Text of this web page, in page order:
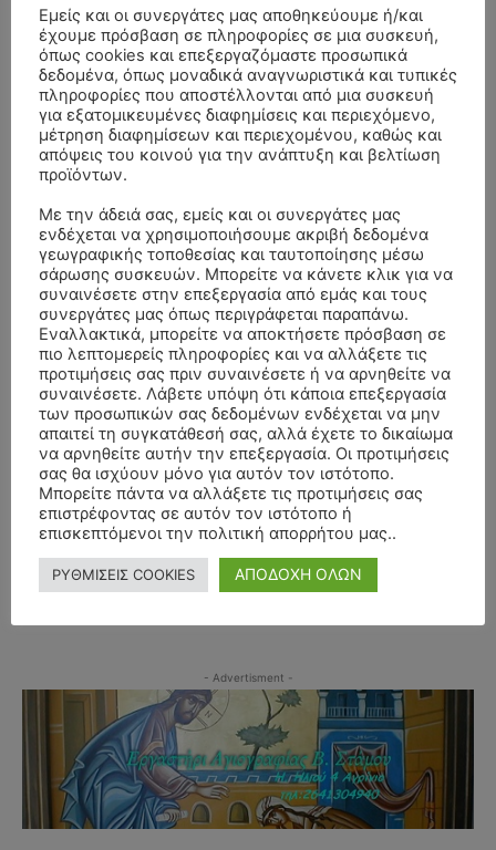
- Advertisment -
- Advertisment -
Εμείς και οι συνεργάτες μας αποθηκεύουμε ή/και
έχουμε πρόσβαση σε πληροφορίες σε μια συσκευή,
όπως cookies και επεξεργαζόμαστε προσωπικά
δεδομένα, όπως μοναδικά αναγνωριστικά και τυπικές
πληροφορίες που αποστέλλονται από μια συσκευή
για εξατομικευμένες διαφημίσεις και περιεχόμενο,
μέτρηση διαφημίσεων και περιεχομένου, καθώς και
απόψεις του κοινού για την ανάπτυξη και βελτίωση
προϊόντων.
Με την άδειά σας, εμείς και οι συνεργάτες μας
ενδέχεται να χρησιμοποιήσουμε ακριβή δεδομένα
γεωγραφικής τοποθεσίας και ταυτοποίησης μέσω
σάρωσης συσκευών. Μπορείτε να κάνετε κλικ για να
συναινέσετε στην επεξεργασία από εμάς και τους
συνεργάτες μας όπως περιγράφεται παραπάνω.
Εναλλακτικά, μπορείτε να αποκτήσετε πρόσβαση σε
πιο λεπτομερείς πληροφορίες και να αλλάξετε τις
προτιμήσεις σας πριν συναινέσετε ή να αρνηθείτε να
συναινέσετε. Λάβετε υπόψη ότι κάποια επεξεργασία
των προσωπικών σας δεδομένων ενδέχεται να μην
απαιτεί τη συγκατάθεσή σας, αλλά έχετε το δικαίωμα
να αρνηθείτε αυτήν την επεξεργασία. Οι προτιμήσεις
σας θα ισχύουν μόνο για αυτόν τον ιστότοπο.
Μπορείτε πάντα να αλλάξετε τις προτιμήσεις σας
επιστρέφοντας σε αυτόν τον ιστότοπο ή
επισκεπτόμενοι την πολιτική απορρήτου μας..
ΡΥΘΜΙΣΕΙΣ COOKIES ΑΠΟΔΟΧΗ ΟΛΩΝ